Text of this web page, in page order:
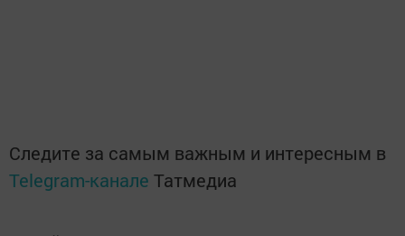
Следите за самым важным и интересным в
Telegram-канале Татмедиа